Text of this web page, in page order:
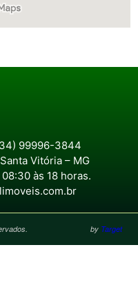
99996-3844
Vitória – MG
às 18 horas.
by Target